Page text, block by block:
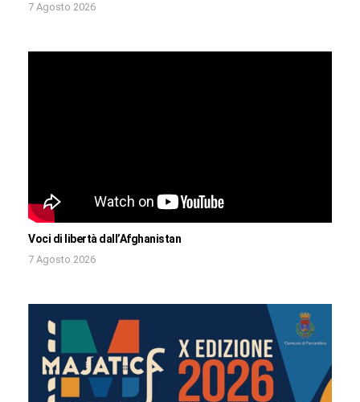
7 Agosto 2026
Voci di libertà dall’Afghanistan
7 Agosto 2026